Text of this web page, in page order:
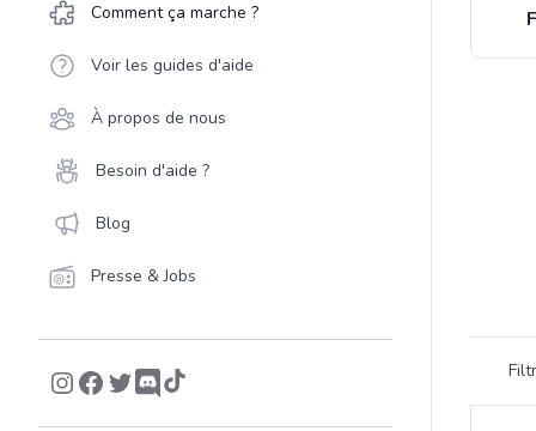
Comment ça marche ?
Voir les guides d'aide
À propos de nous
Besoin d'aide ?
Blog
Presse & Jobs